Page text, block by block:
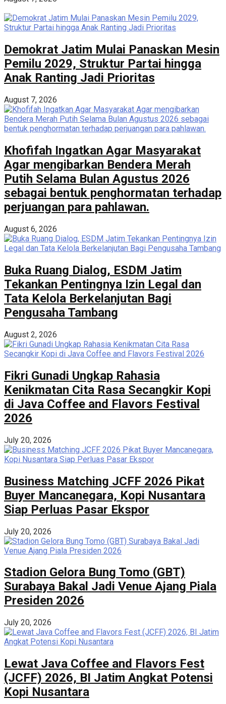
Demokrat Jatim Mulai Panaskan Mesin
Pemilu 2029, Struktur Partai hingga
Anak Ranting Jadi Prioritas
August 7, 2026
Khofifah Ingatkan Agar Masyarakat
Agar mengibarkan Bendera Merah
Putih Selama Bulan Agustus 2026
sebagai bentuk penghormatan terhadap
perjuangan para pahlawan.
August 6, 2026
Buka Ruang Dialog, ESDM Jatim
Tekankan Pentingnya Izin Legal dan
Tata Kelola Berkelanjutan Bagi
Pengusaha Tambang
August 2, 2026
Fikri Gunadi Ungkap Rahasia
Kenikmatan Cita Rasa Secangkir Kopi
di Java Coffee and Flavors Festival
2026
July 20, 2026
Business Matching JCFF 2026 Pikat
Buyer Mancanegara, Kopi Nusantara
Siap Perluas Pasar Ekspor
July 20, 2026
Stadion Gelora Bung Tomo (GBT)
Surabaya Bakal Jadi Venue Ajang Piala
Presiden 2026
July 20, 2026
Lewat Java Coffee and Flavors Fest
(JCFF) 2026, BI Jatim Angkat Potensi
Kopi Nusantara